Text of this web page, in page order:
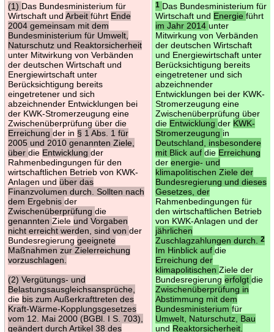
(1) Das Bundesministerium für
Wirtschaft und Arbeit führt Ende
2004 gemeinsam mit dem
Bundesministerium für Umwelt,
Naturschutz und Reaktorsicherheit
unter Mitwirkung von Verbänden
der deutschen Wirtschaft und
Energiewirtschaft unter
Berücksichtigung bereits
eingetretener und sich
abzeichnender Entwicklungen bei
der KWK-Stromerzeugung eine
Zwischenüberprüfung über die
Erreichung der in § 1 Abs. 1 für
2005 und 2010 genannten Ziele,
über die Entwicklung der
Rahmenbedingungen für den
wirtschaftlichen Betrieb von KWK-
Anlagen und über das
Finanzvolumen durch. Sollten nach
dem Ergebnis der
Zwischenüberprüfung die
genannten Ziele und Vorgaben
nicht erreicht werden, sind von der
Bundesregierung geeignete
Maßnahmen zur Zielerreichung
vorzuschlagen.
(2) Vergütungs- und
Belastungsausgleichsansprüche,
die bis zum Außerkrafttreten des
Kraft-Wärme-Kopplungsgesetzes
vom 12. Mai 2000 (BGBl. I S. 703),
geändert durch Artikel 38 des
1 Das Bundesministerium für
Wirtschaft und Energie führt
im Jahr 2014 unter
Mitwirkung von Verbänden
der deutschen Wirtschaft
und Energiewirtschaft unter
Berücksichtigung bereits
eingetretener und sich
abzeichnender
Entwicklungen bei der KWK-
Stromerzeugung eine
Zwischenüberprüfung über
die Entwicklung der KWK-
Stromerzeugung in
Deutschland, insbesondere
mit Blick auf die Erreichung
der energie- und
klimapolitischen Ziele der
Bundesregierung und dieses
Gesetzes, der
Rahmenbedingungen für
den wirtschaftlichen Betrieb
von KWK-Anlagen und der
jährlichen
Zuschlagzahlungen durch.
2
Im Hinblick auf die
Erreichung der
klimapolitischen Ziele der
Bundesregierung erfolgt die
Zwischenüberprüfung in
Abstimmung mit dem
Bundesministerium für
Umwelt, Naturschutz, Bau
und Reaktorsicherheit.